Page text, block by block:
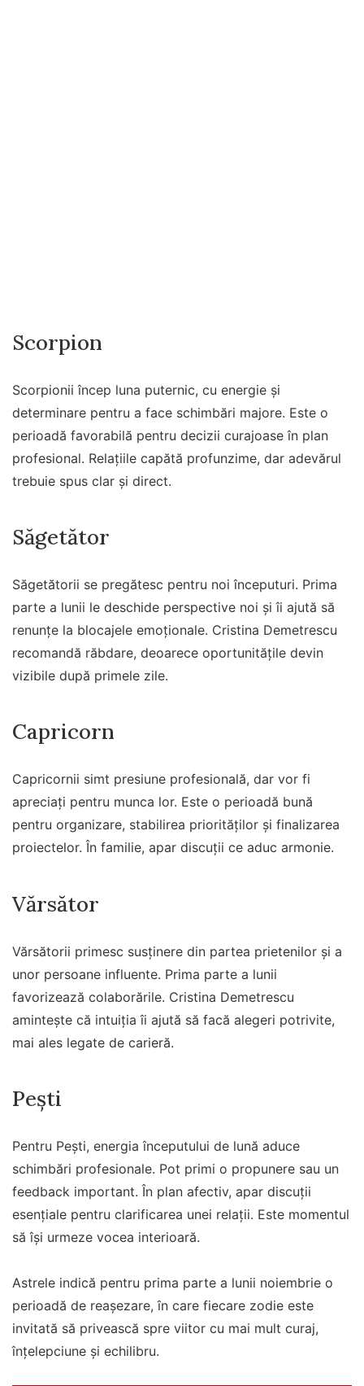
Scorpion
Scorpionii încep luna puternic, cu energie și
determinare pentru a face schimbări majore. Este o
perioadă favorabilă pentru decizii curajoase în plan
profesional. Relațiile capătă profunzime, dar adevărul
trebuie spus clar și direct.
Săgetător
Săgetătorii se pregătesc pentru noi începuturi. Prima
parte a lunii le deschide perspective noi și îi ajută să
renunțe la blocajele emoționale. Cristina Demetrescu
recomandă răbdare, deoarece oportunitățile devin
vizibile după primele zile.
Capricorn
Capricornii simt presiune profesională, dar vor fi
apreciați pentru munca lor. Este o perioadă bună
pentru organizare, stabilirea priorităților și finalizarea
proiectelor. În familie, apar discuții ce aduc armonie.
Vărsător
Vărsătorii primesc susținere din partea prietenilor și a
unor persoane influente. Prima parte a lunii
favorizează colaborările. Cristina Demetrescu
amintește că intuiția îi ajută să facă alegeri potrivite,
mai ales legate de carieră.
Pești
Pentru Pești, energia începutului de lună aduce
schimbări profesionale. Pot primi o propunere sau un
feedback important. În plan afectiv, apar discuții
esențiale pentru clarificarea unei relații. Este momentul
să își urmeze vocea interioară.
Astrele indică pentru prima parte a lunii noiembrie o
perioadă de reașezare, în care fiecare zodie este
invitată să privească spre viitor cu mai mult curaj,
înțelepciune și echilibru.